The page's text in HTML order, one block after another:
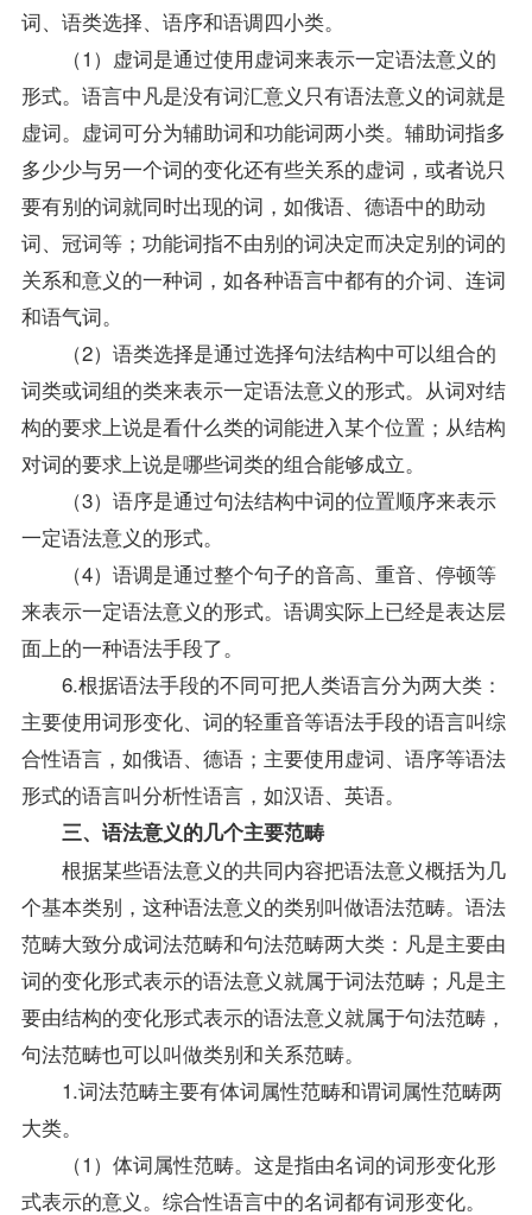
词、语类选择、语序和语调四小类。
（1）虚词是通过使用虚词来表示一定语法意义的
形式。语言中凡是没有词汇意义只有语法意义的词就是
虚词。虚词可分为辅助词和功能词两小类。辅助词指多
多少少与另一个词的变化还有些关系的虚词，或者说只
要有别的词就同时出现的词，如俄语、德语中的助动
词、冠词等；功能词指不由别的词决定而决定别的词的
关系和意义的一种词，如各种语言中都有的介词、连词
和语气词。
（2）语类选择是通过选择句法结构中可以组合的
词类或词组的类来表示一定语法意义的形式。从词对结
构的要求上说是看什么类的词能进入某个位置；从结构
对词的要求上说是哪些词类的组合能够成立。
（3）语序是通过句法结构中词的位置顺序来表示
一定语法意义的形式。
（4）语调是通过整个句子的音高、重音、停顿等
来表示一定语法意义的形式。语调实际上已经是表达层
面上的一种语法手段了。
6.根据语法手段的不同可把人类语言分为两大类：
主要使用词形变化、词的轻重音等语法手段的语言叫综
合性语言，如俄语、德语；主要使用虚词、语序等语法
形式的语言叫分析性语言，如汉语、英语。
三、语法意义的几个主要范畴
根据某些语法意义的共同内容把语法意义概括为几
个基本类别，这种语法意义的类别叫做语法范畴。语法
范畴大致分成词法范畴和句法范畴两大类：凡是主要由
词的变化形式表示的语法意义就属于词法范畴；凡是主
要由结构的变化形式表示的语法意义就属于句法范畴，
句法范畴也可以叫做类别和关系范畴。
1.词法范畴主要有体词属性范畴和谓词属性范畴两
大类。
（1）体词属性范畴。这是指由名词的词形变化形
式表示的意义。综合性语言中的名词都有词形变化。